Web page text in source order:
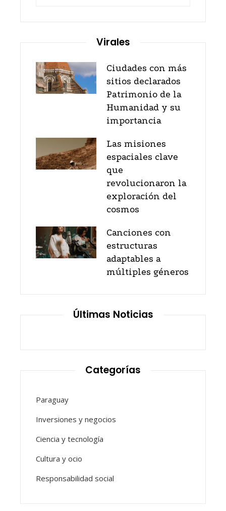
Virales
Ciudades con más
sitios declarados
Patrimonio de la
Humanidad y su
importancia
Las misiones
espaciales clave
que
revolucionaron la
exploración del
cosmos
Canciones con
estructuras
adaptables a
múltiples géneros
Últimas Noticias
Categorías
Paraguay
Inversiones y negocios
Ciencia y tecnología
Cultura y ocio
Responsabilidad social